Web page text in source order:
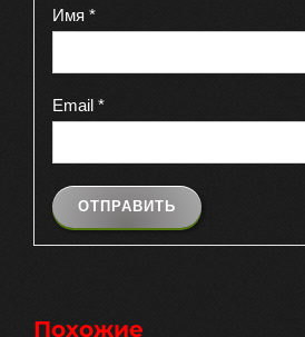
Имя *
Email *
Похожие